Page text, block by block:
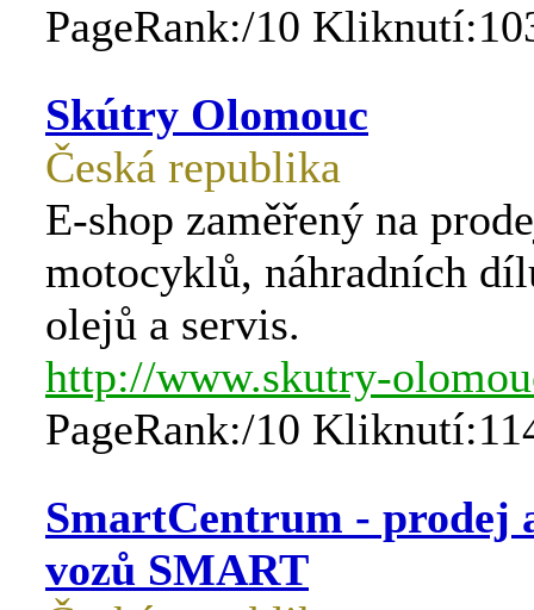
PageRank:/10
Skútry Olomouc
Česká republika
E-shop zaměřený na
motocyklů, náhradních
olejů a servis.
http://www.skutry-
PageRank:/10
SmartCentrum - prodej
vozů SMART